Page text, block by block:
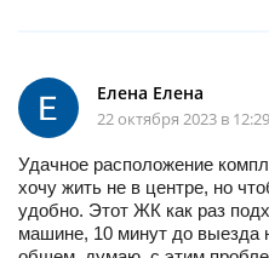
Елена Елена
22 октября 2023 в 12:29
Удачное расположение
хочу жить не в центре, но
удобно. Этот ЖК как раз
машине, 10 минут до выезда